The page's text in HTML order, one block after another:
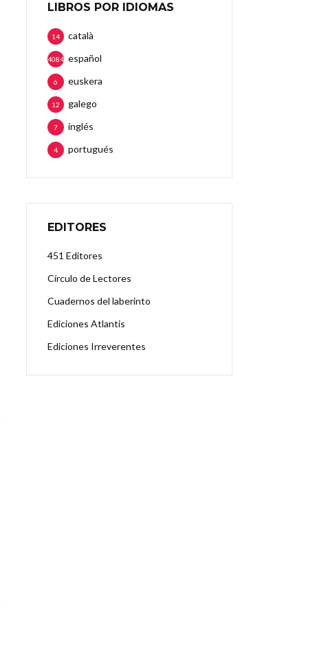
LIBROS POR IDIOMAS
català
14
español
4084
euskera
6
galego
12
inglés
7
portugués
4
EDITORES
451 Editores
Círculo de Lectores
Cuadernos del laberinto
Ediciones Atlantis
Ediciones Irreverentes